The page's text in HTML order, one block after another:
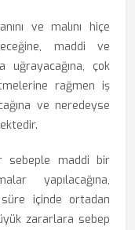
ve malını hiçe
maddi ve
çok
rağmen iş
ve neredeyse
maddi bir
yapılacağına,
süre içinde ortadan
zararlara sebep